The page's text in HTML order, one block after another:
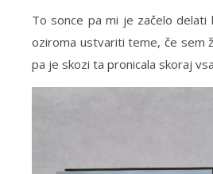
To sonce pa mi je začelo
oziroma ustvariti teme, če sem
pa je skozi ta pronicala skoraj